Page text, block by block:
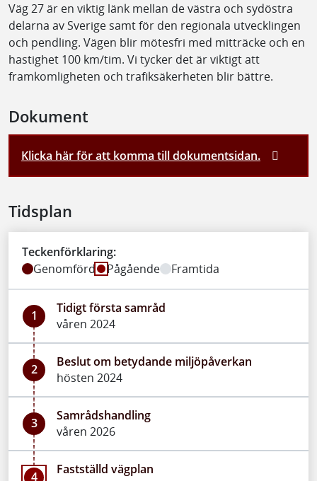
Väg 27 är en viktig länk mellan de västra och sydöstra
delarna av Sverige samt för den regionala utvecklingen
och pendling. Vägen blir mötesfri med mitträcke och en
hastighet 100 km/tim. Vi tycker det är viktigt att
framkomligheten och trafiksäkerheten blir bättre.
Dokument
Klicka här för att komma till dokumentsidan.
Tidsplan
Teckenförklaring:
Genomförd
Pågående Framtida
1
Tidigt första samråd
våren 2024
2
Beslut om betydande miljöpåverkan
hösten 2024
3
Samrådshandling
våren 2026
4
Fastställd vägplan